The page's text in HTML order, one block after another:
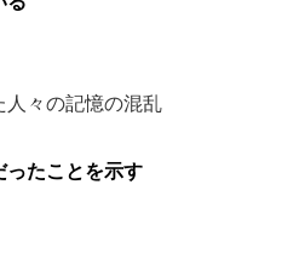
人々の記憶の混乱
ったことを示す